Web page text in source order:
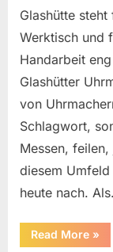
Glashütte
Werktisch und
Handarbeit
Glashütter
von
Schlagwort,
Messen,
diesem
heute nach.
Read More »